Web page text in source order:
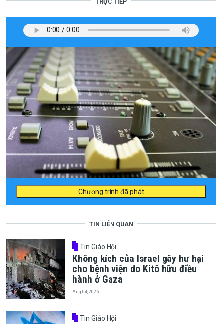
TRỰC TIẾP
Chương trình đã phát
TIN LIÊN QUAN
Tin Giáo Hội
Không kích của Israel gây hư hại
cho bệnh viện do Kitô hữu điều
hành ở Gaza
Aug 04, 2026
Tin Giáo Hội